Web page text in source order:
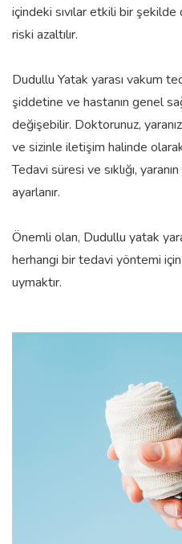
içindeki sıvılar etkili bir şekilde
riski azaltılır.
Dudullu Yatak yarası vakum
şiddetine ve hastanın genel
değişebilir. Doktorunuz,
ve sizinle iletişim halinde
Tedavi süresi ve sıklığı,
ayarlanır.
Önemli olan, Dudullu yatak
herhangi bir tedavi yöntemi
uymaktır.